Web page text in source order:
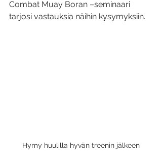
Combat Muay Boran –seminaari
tarjosi vastauksia näihin kysymyksiin.
Hymy huulilla hyvän treenin jälkeen